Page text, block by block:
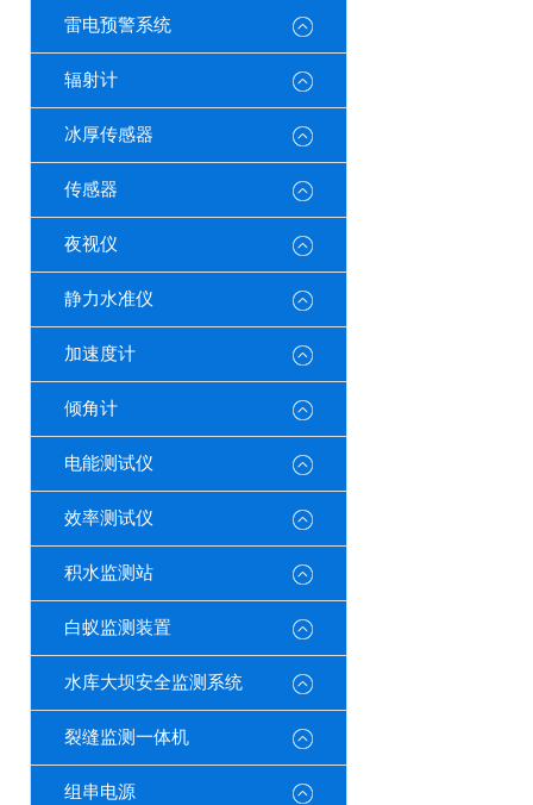
雷电预警系统
辐射计
冰厚传感器
传感器
夜视仪
静力水准仪
加速度计
倾角计
电能测试仪
效率测试仪
积水监测站
白蚁监测装置
水库大坝安全监测系统
裂缝监测一体机
组串电源